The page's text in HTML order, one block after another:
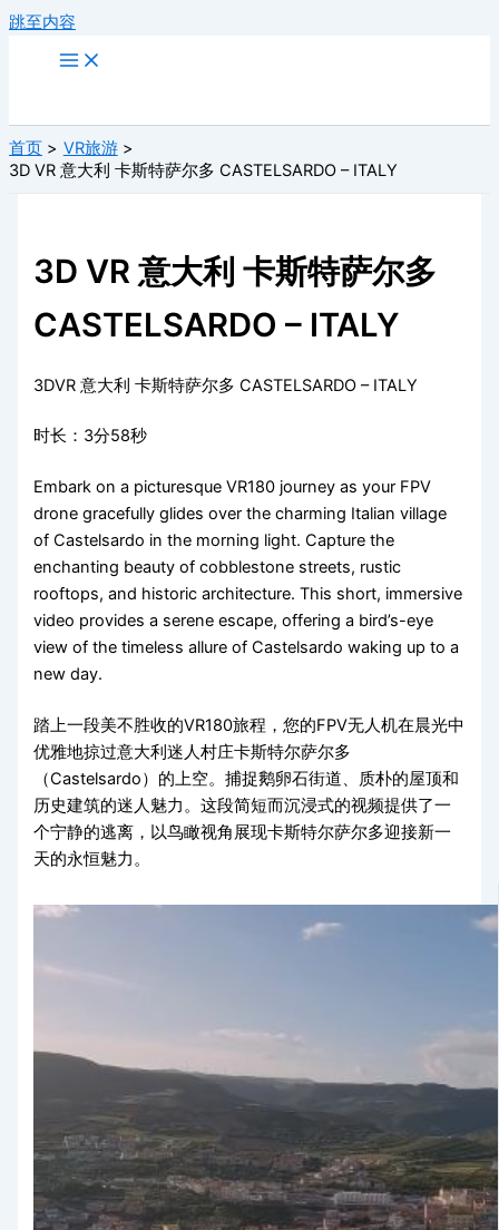
跳至内容
首页
VR旅游
3D VR 意大利 卡斯特萨尔多 CASTELSARDO – ITALY
3D VR 意大利 卡斯特萨尔多
CASTELSARDO – ITALY
3DVR 意大利 卡斯特萨尔多 CASTELSARDO – ITALY
时长：3分58秒
Embark on a picturesque VR180 journey as your FPV
drone gracefully glides over the charming Italian village
of Castelsardo in the morning light. Capture the
enchanting beauty of cobblestone streets, rustic
rooftops, and historic architecture. This short, immersive
video provides a serene escape, offering a bird’s-eye
view of the timeless allure of Castelsardo waking up to a
new day.
踏上一段美不胜收的VR180旅程，您的FPV无人机在晨光中
优雅地掠过意大利迷人村庄卡斯特尔萨尔多
（Castelsardo）的上空。捕捉鹅卵石街道、质朴的屋顶和
历史建筑的迷人魅力。这段简短而沉浸式的视频提供了一
个宁静的逃离，以鸟瞰视角展现卡斯特尔萨尔多迎接新一
天的永恒魅力。